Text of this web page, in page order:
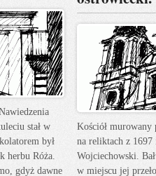
stał w
był
herbu Róża.
gdyż dawne
Kościół murowany
na reliktach z
Wojciechowski.
w miejscu jej